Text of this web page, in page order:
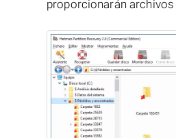
proporcionarán